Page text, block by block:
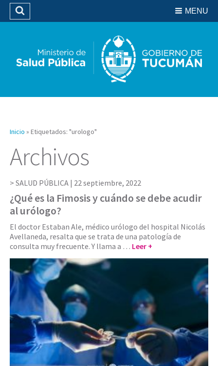
Biblioteca
MENU
Buscar
Inicio » Etiquetados: "urologo"
Archivos
SALUD PÚBLICA | 22 septiembre, 2022
¿Qué es la Fimosis y cuándo se debe acudir
al urólogo?
El doctor Estaban Ale, médico urólogo del hospital Nicolás
Avellaneda, resalta que se trata de una patología de
consulta muy frecuente. Y llama a … Leer +